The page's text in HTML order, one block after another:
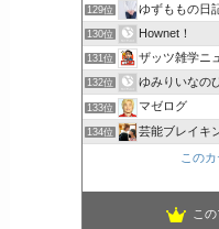
129位 ゆずももの日
130位 Hownet！
131位 ザッツ雑学ニュ
132位 ゆみりいなの
133位 マゼログ
134位 芸能ブレイキ
この
こ